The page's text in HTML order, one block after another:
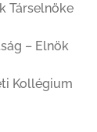
Társelnöke
– Elnök
Kollégium